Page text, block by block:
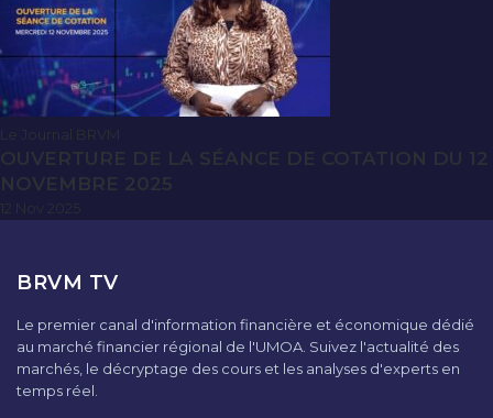
Le Journal BRVM
OUVERTURE DE LA SÉANCE DE COTATION DU 12
NOVEMBRE 2025
BRVM TV
Le premier canal d'information financière et économique dédié
au marché financier régional de l'UMOA. Suivez l'actualité des
marchés, le décryptage des cours et les analyses d'experts en
temps réel.